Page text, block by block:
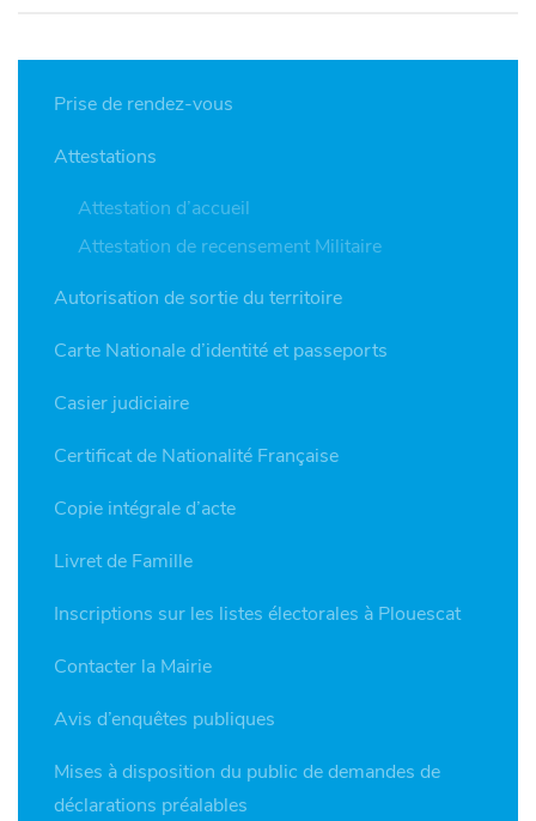
Prise de rendez-vous
Attestations
Attestation d’accueil
Attestation de recensement Militaire
Autorisation de sortie du territoire
Carte Nationale d’identité et passeports
Casier judiciaire
Certificat de Nationalité Française
Copie intégrale d’acte
Livret de Famille
Inscriptions sur les listes électorales à Plouescat
Contacter la Mairie
Avis d’enquêtes publiques
Mises à disposition du public de demandes de
déclarations préalables